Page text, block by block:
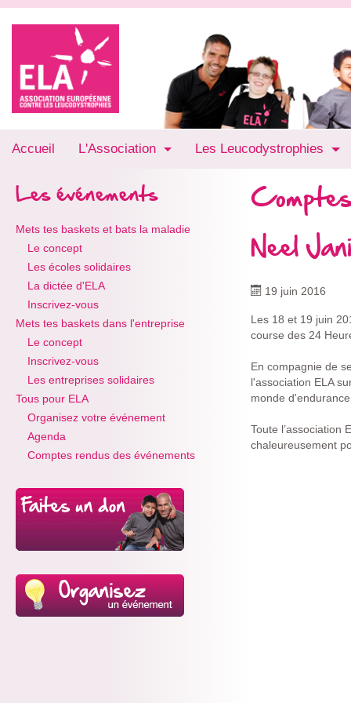
Accueil L'Association Les Leucodystrophies
Les événements
Mets tes baskets et bats la maladie
Le concept
Les écoles solidaires
La dictée d'ELA
Inscrivez-vous
Mets tes baskets dans l'entreprise
Le concept
Inscrivez-vous
Les entreprises solidaires
Tous pour ELA
Organisez votre événement
Agenda
Comptes rendus des événements
Neel
19 juin 2016
Les 18 et 19 juin
course des 24
En compagnie de
l'association ELA
monde
Toute l’association
chaleureusement